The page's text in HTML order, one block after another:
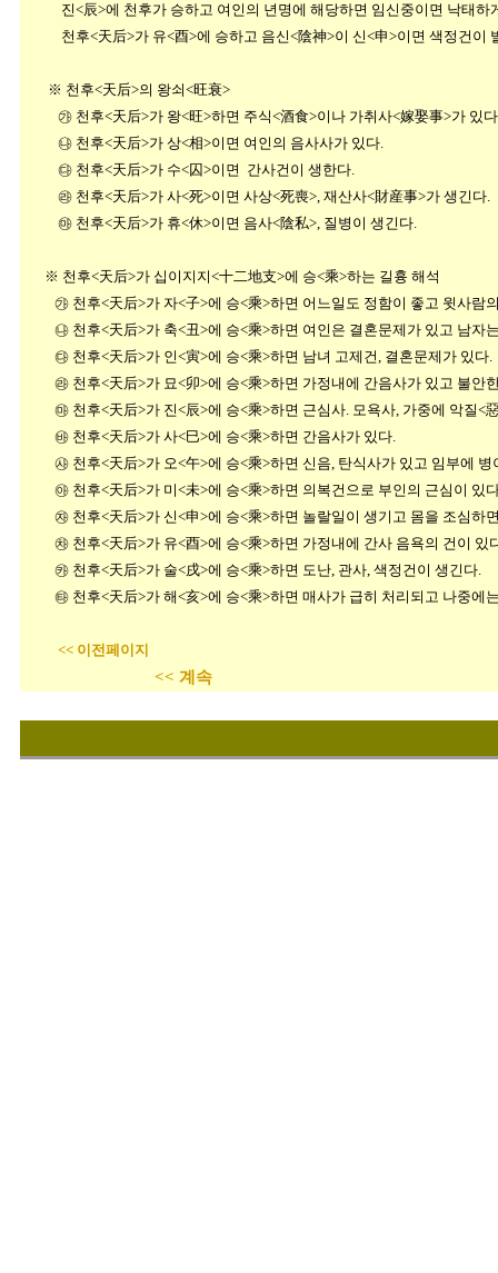
진<辰>에 천후가 승하고 여인의 년명에 해당하면 임신중이면 낙태하
천후<天后>가 유<酉>에 승하고 음신<陰神>이 신<申>이면 색정건이
※ 천후<天后>의 왕쇠<旺衰>
㉮ 천후<天后>가 왕<旺>하면 주식<酒食>이나 가취사<嫁娶事>가 있
㉯ 천후<天后>가 상<相>이면 여인의 음사사가 있다.
㉰ 천후<天后>가 수<囚>이면 간사건이 생한다.
㉱ 천후<天后>가 사<死>이면 사상<死喪>, 재산사<財産事>가 생긴다.
㉲ 천후<天后>가 휴<休>이면 음사<陰私>, 질병이 생긴다.
※ 천후<天后>가 십이지지<十二地支>에 승<乘>하는 길흉 해석
㉮ 천후<天后>가 자<子>에 승<乘>하면 어느일도 정함이 좋고 윗사람
㉯ 천후<天后>가 축<丑>에 승<乘>하면 여인은 결혼문제가 있고 남자
㉰ 천후<天后>가 인<寅>에 승<乘>하면 남녀 고제건, 결혼문제가 있다.
㉱ 천후<天后>가 묘<卯>에 승<乘>하면 가정내에 간음사가 있고 불안
㉲ 천후<天后>가 진<辰>에 승<乘>하면 근심사. 모욕사, 가중에 악질<
㉳ 천후<天后>가 사<巳>에 승<乘>하면 간음사가 있다.
㉴ 천후<天后>가 오<午>에 승<乘>하면 신음, 탄식사가 있고 임부에 병
㉵ 천후<天后>가 미<未>에 승<乘>하면 의복건으로 부인의 근심이 있
㉶ 천후<天后>가 신<申>에 승<乘>하면 놀랄일이 생기
㉷ 천후<天后>가 유<酉>에 승<乘>하면 가정내에 간사 음욕의 건이 있
㉸ 천후<天后>가 술<戌>에 승<乘>하면 도난, 관사, 색정건이 생긴다.
㉹ 천후<天后>가 해<亥>에 승<乘>하면 매사가 급히 처리되고 나중에
<< 이전페이지
<< 계속